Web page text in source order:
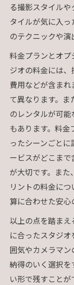
る撮影スタイル
タイルが気に入
のテクニックや演
料金プランとオプ
ジオの料金には
費用などが含ま
て異なります。
のレンタルが可
もあります。料
ったシーンごと
ービスがどこま
が大切です。ま
リントの料金に
算に合わせた安心
以上の点を踏ま
に合ったスタジ
囲気やカメラマン
納得のいく選択
い形で残すことが